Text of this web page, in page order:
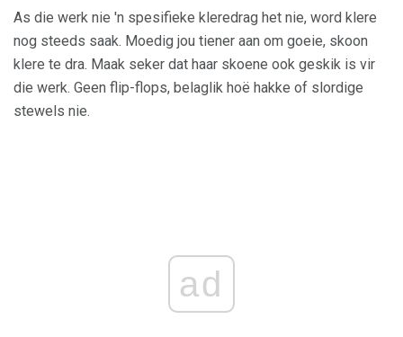
As die werk nie 'n spesifieke kleredrag het nie, word klere
nog steeds saak. Moedig jou tiener aan om goeie, skoon
klere te dra. Maak seker dat haar skoene ook geskik is vir
die werk. Geen flip-flops, belaglik hoë hakke of slordige
stewels nie.
ad